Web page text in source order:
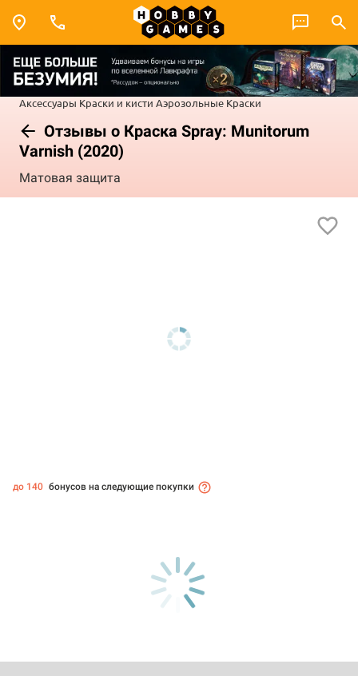
Аксессуары Краски и кисти Аэрозольные Краски
Отзывы о Краска Spray: Munitorum
Varnish (2020)
Матовая защита
до 140 бонусов на следующие покупки